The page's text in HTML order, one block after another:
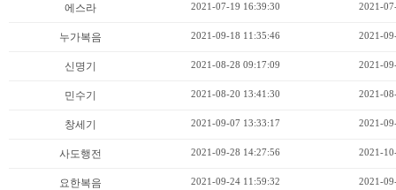
에스라 2021-07-19 16:39:30 2021-
누가복음 2021-09-18 11:35:46 2021-
신명기 2021-08-28 09:17:09 2021-
민수기 2021-08-20 13:41:30 2021-
창세기 2021-09-07 13:33:17 2021-
사도행전 2021-09-28 14:27:56 2021-
요한복음 2021-09-24 11:59:32 2021-